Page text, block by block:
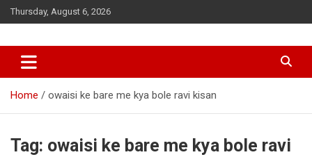
Skip
to
Thursday, August 6, 2026
Home owaisi ke bare me kya bole ravi kisan
Tag: owaisi ke bare me kya bole ravi